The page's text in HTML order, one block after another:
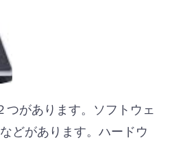
があります。ソフトウェ
どがあります。ハードウ